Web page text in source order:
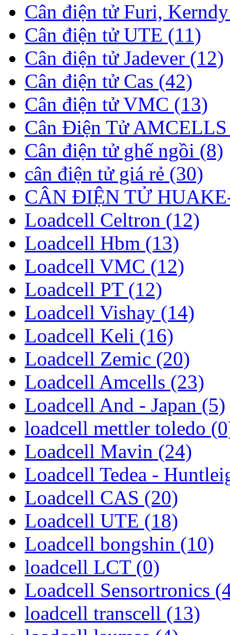
Cân điện tử Furi,
Cân điện tử UTE (11)
Cân điện tử Jadever (12)
Cân điện tử Cas (42)
Cân điện tử VMC (13)
Cân Điện Tử
Cân điện tử ghế ngồi (8)
cân điện tử giá rẻ (30)
CÂN ĐIỆN TỬ
Loadcell Celtron (12)
Loadcell Hbm (13)
Loadcell VMC (12)
Loadcell PT (12)
Loadcell Vishay (14)
Loadcell Keli (16)
Loadcell Zemic (20)
Loadcell Amcells (23)
Loadcell And - Japan (5)
loadcell mettler toledo
Loadcell Mavin (24)
Loadcell Tedea -
Loadcell CAS (20)
Loadcell UTE (18)
Loadcell bongshin (10)
loadcell LCT (0)
Loadcell Sensortronics
loadcell transcell (13)